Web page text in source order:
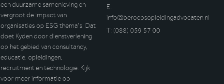
een duurzame samenleving en
vergroot de impact van
organisaties op ESG thema’s. Dat
doet Kyden door dienstverlening
op het gebied van consultancy,
educatie, opleidingen,
recruitment en technologie. Kijk
voor meer informatie op
E:
info@beroepsopleidingadvocaten.nl
T: (088) 059 57 00